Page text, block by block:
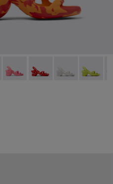
Per a home.
verdes Per a home.
taronja Per a home.
de color vermell.
- Sandàlia de color blanc.
012 - Sandal de color groc.
- K100957-011 - Sandàlia de
Flat - K100957-006 -
Kobarah Flat - K100957-
Kobarah Flat -Kobarah Flat
021 - Sandàlia multicolor
- K100839-034 - Sandàlies
Kobarah - K100839-032 -
Kobarah - K100839-
Kobarah -Kobarah